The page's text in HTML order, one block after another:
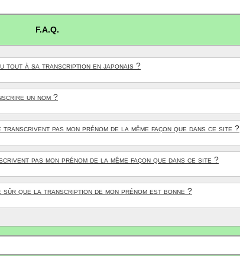
F.A.Q.
tout à sa transcription en japonais ?
un nom ?
pas mon prénom de la même façon que dans ce site ?
pas mon prénom de la même façon que dans ce site ?
sûr que la transcription de mon prénom est bonne ?